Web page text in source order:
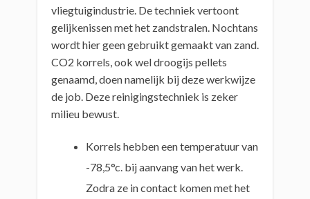
vliegtuigindustrie. De techniek vertoont
gelijkenissen met het zandstralen. Nochtans
wordt hier geen gebruikt gemaakt van zand.
CO2 korrels, ook wel droogijs pellets
genaamd, doen namelijk bij deze werkwijze
de job. Deze reinigingstechniek is zeker
milieu bewust.
Korrels hebben een temperatuur van
-78,5°c. bij aanvang van het werk.
Zodra ze in contact komen met het